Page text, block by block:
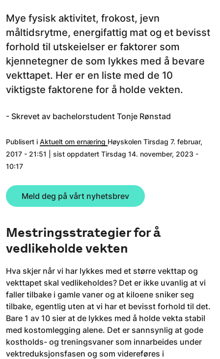
Mye fysisk aktivitet, frokost, jevn
måltidsrytme, energifattig mat og et bevisst
forhold til utskeielser er faktorer som
kjennetegner de som lykkes med å bevare
vekttapet. Her er en liste med de 10
viktigste faktorene for å holde vekten.
- Skrevet av bachelorstudent Tonje Rønstad
Publisert i Aktuelt om ernæring Høyskolen Tirsdag 7. februar,
2017 - 21:51 | sist oppdatert Tirsdag 14. november, 2023 -
10:17
Meld deg på vårt nyhetsbrev
Mestringsstrategier for å
vedlikeholde vekten
Hva skjer når vi har lykkes med et større vekttap og
vekttapet skal vedlikeholdes? Det er ikke uvanlig at vi
faller tilbake i gamle vaner og at kiloene sniker seg
tilbake, egentlig uten at vi har et bevisst forhold til det.
Bare 1 av 10 sier at de lykkes med å holde vekta stabil
med kostomlegging alene. Det er sannsynlig at gode
kostholds- og treningsvaner som innarbeides under
vektreduksjonsfasen og som videreføres i